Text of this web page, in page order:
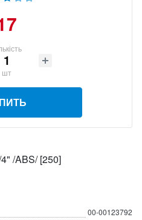
шт
/ABS/ [250]
00-00123792